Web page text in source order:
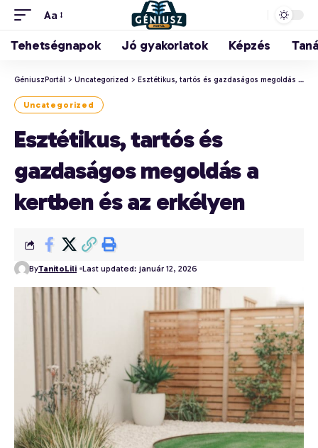
Aa
Tehetségnapok Jó gyakorlatok Képzés
GéniuszPortál > Uncategorized > Esztétikus, tartós és gazdaságos megoldás a kertben és az erkélyen
Uncategorized
Esztétikus, tartós és
gazdaságos megoldás a
kertben és az erkélyen
ByTanitoLili Last updated: január 12, 2026